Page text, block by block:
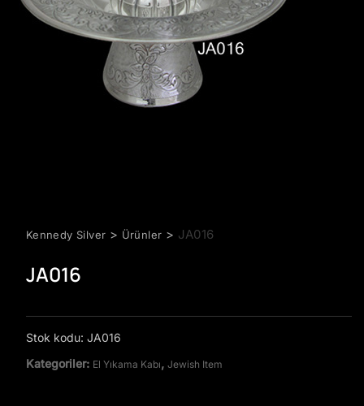
Kennedy Silver > Ürünler > JA016
JA016
Stok kodu: JA016
Kategoriler: El Yıkama Kabı, Jewish Item